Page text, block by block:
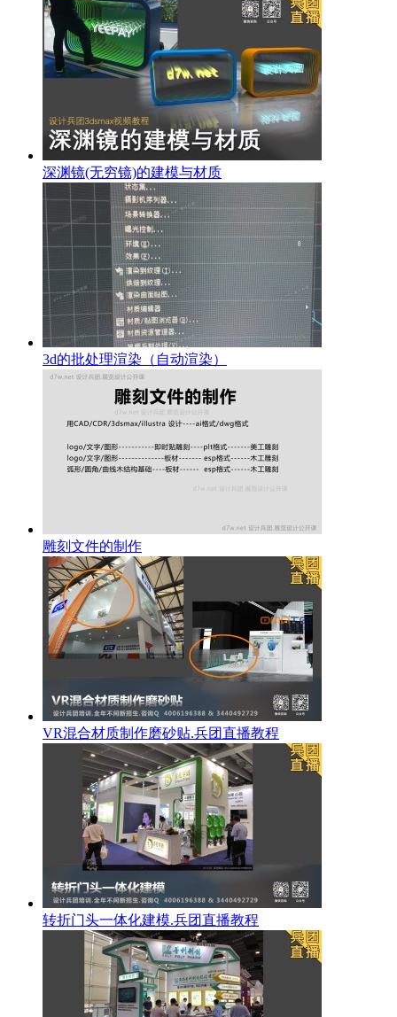
深渊镜(无穷镜)的建模与材质
3d的批处理渲染（自动渲染）
雕刻文件的制作
VR混合材质制作磨砂贴.兵团直播教程
转折门头一体化建模.兵团直播教程